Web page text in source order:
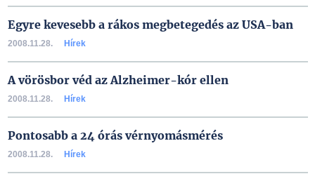
Egyre kevesebb a rákos megbetegedés az USA-ban
2008.11.28. Hírek
A vörösbor véd az Alzheimer-kór ellen
2008.11.28. Hírek
Pontosabb a 24 órás vérnyomásmérés
2008.11.28. Hírek